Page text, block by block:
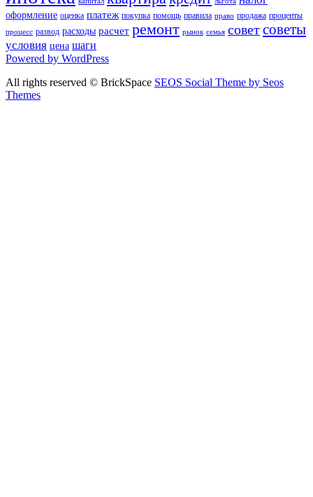
оформление оценка платеж покупка помощь правила право продажа проценты
процесс развод расходы расчет ремонт рынок семья советсоветы
условия цена шаги
Powered by WordPress
All rights reserved © BrickSpace SEOS Social Theme by Seos
Themes